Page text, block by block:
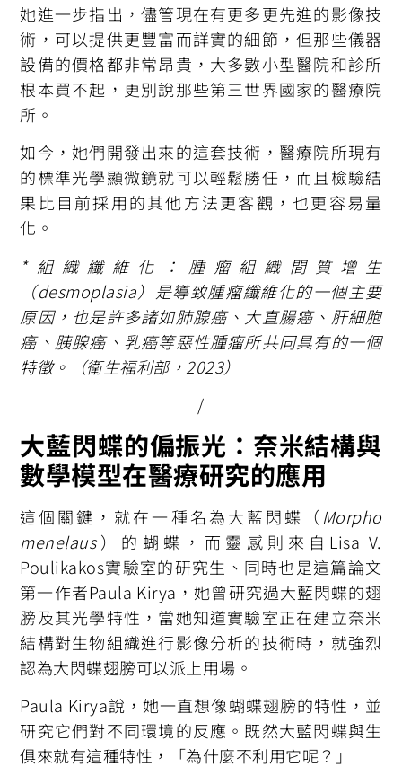
她進一步指出，儘管現在有更多更先進的影像技
術，可以提供更豐富而詳實的細節，但那些儀器
設備的價格都非常昂貴，大多數小型醫院和診所
根本買不起，更別說那些第三世界國家的醫療院
所。
如今，她們開發出來的這套技術，醫療院所現有
的標準光學顯微鏡就可以輕鬆勝任，而且檢驗結
果比目前採用的其他方法更客觀，也更容易量
化。
*組織纖維化：腫瘤組織間質增生
（desmoplasia）是導致腫瘤纖維化的一個主要
原因，也是許多諸如肺腺癌、大直腸癌、肝細胞
癌、胰腺癌、乳癌等惡性腫瘤所共同具有的一個
特徵。（衛生福利部，2023）
/
大藍閃蝶的偏振光：奈米結構與
數學模型在醫療研究的應用
這個關鍵，就在一種名為大藍閃蝶（ Morpho
menelaus）的蝴蝶，而靈感則來自Lisa V.
Poulikakos實驗室的研究生、同時也是這篇論文
第一作者Paula Kirya，她曾研究過大藍閃蝶的翅
膀及其光學特性，當她知道實驗室正在建立奈米
結構對生物組織進行影像分析的技術時，就強烈
認為大閃蝶翅膀可以派上用場。
Paula Kirya說，她一直想像蝴蝶翅膀的特性，並
研究它們對不同環境的反應。既然大藍閃蝶與生
俱來就有這種特性，「為什麼不利用它呢？」